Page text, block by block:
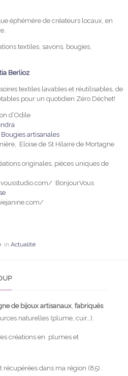
éphémère de créateurs locaux, en
textiles, savons, bougies,
Berlioz
textiles lavables et réutilisables, de
pour un quotidien Zéro Déchet!
d’Odile
artisanales
Eloise de St Hilaire de Mortagne
originales, pièces uniques de
BonjourVous
in Actualité
de bijoux artisanaux, fabriqués
naturelles (plume, cuir…).
créations en plumes et
récupérées dans ma région (85) .